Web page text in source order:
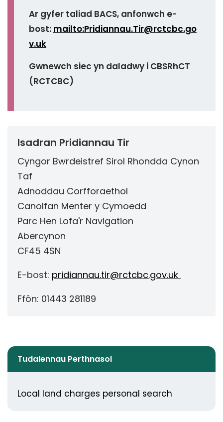
Ar gyfer taliad BACS, anfonwch e-
bost: mailto:Pridiannau.Tir@rctcbc.go
v.uk
Gwnewch siec yn daladwy i CBSRhCT
(RCTCBC)
Isadran Pridiannau Tir
Cyngor Bwrdeistref Sirol Rhondda Cynon
Taf
Adnoddau Corfforaethol
Canolfan Menter y Cymoedd
Parc Hen Lofa'r Navigation
Abercynon
CF45 4SN
E-bost: pridiannau.tir@rctcbc.gov.uk
Ffôn: 01443 281189
Tudalennau Perthnasol
Local land charges personal search